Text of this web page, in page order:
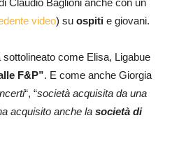
video) su ospiti e giovani.
sottolineato come Elisa, Ligabue
F&P”. E come anche Giorgia
“, “società acquisita da una
acquisito anche la società di